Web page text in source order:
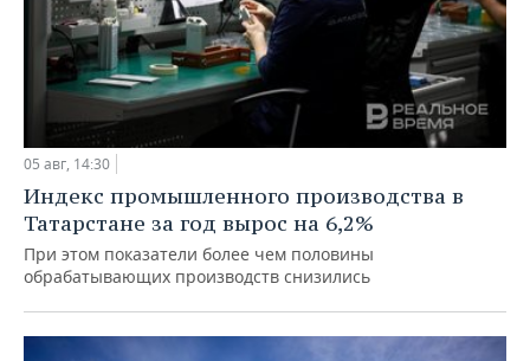
05 авг, 14:30
Индекс промышленного производства в
Татарстане за год вырос на 6,2%
При этом показатели более чем половины
обрабатывающих производств снизились